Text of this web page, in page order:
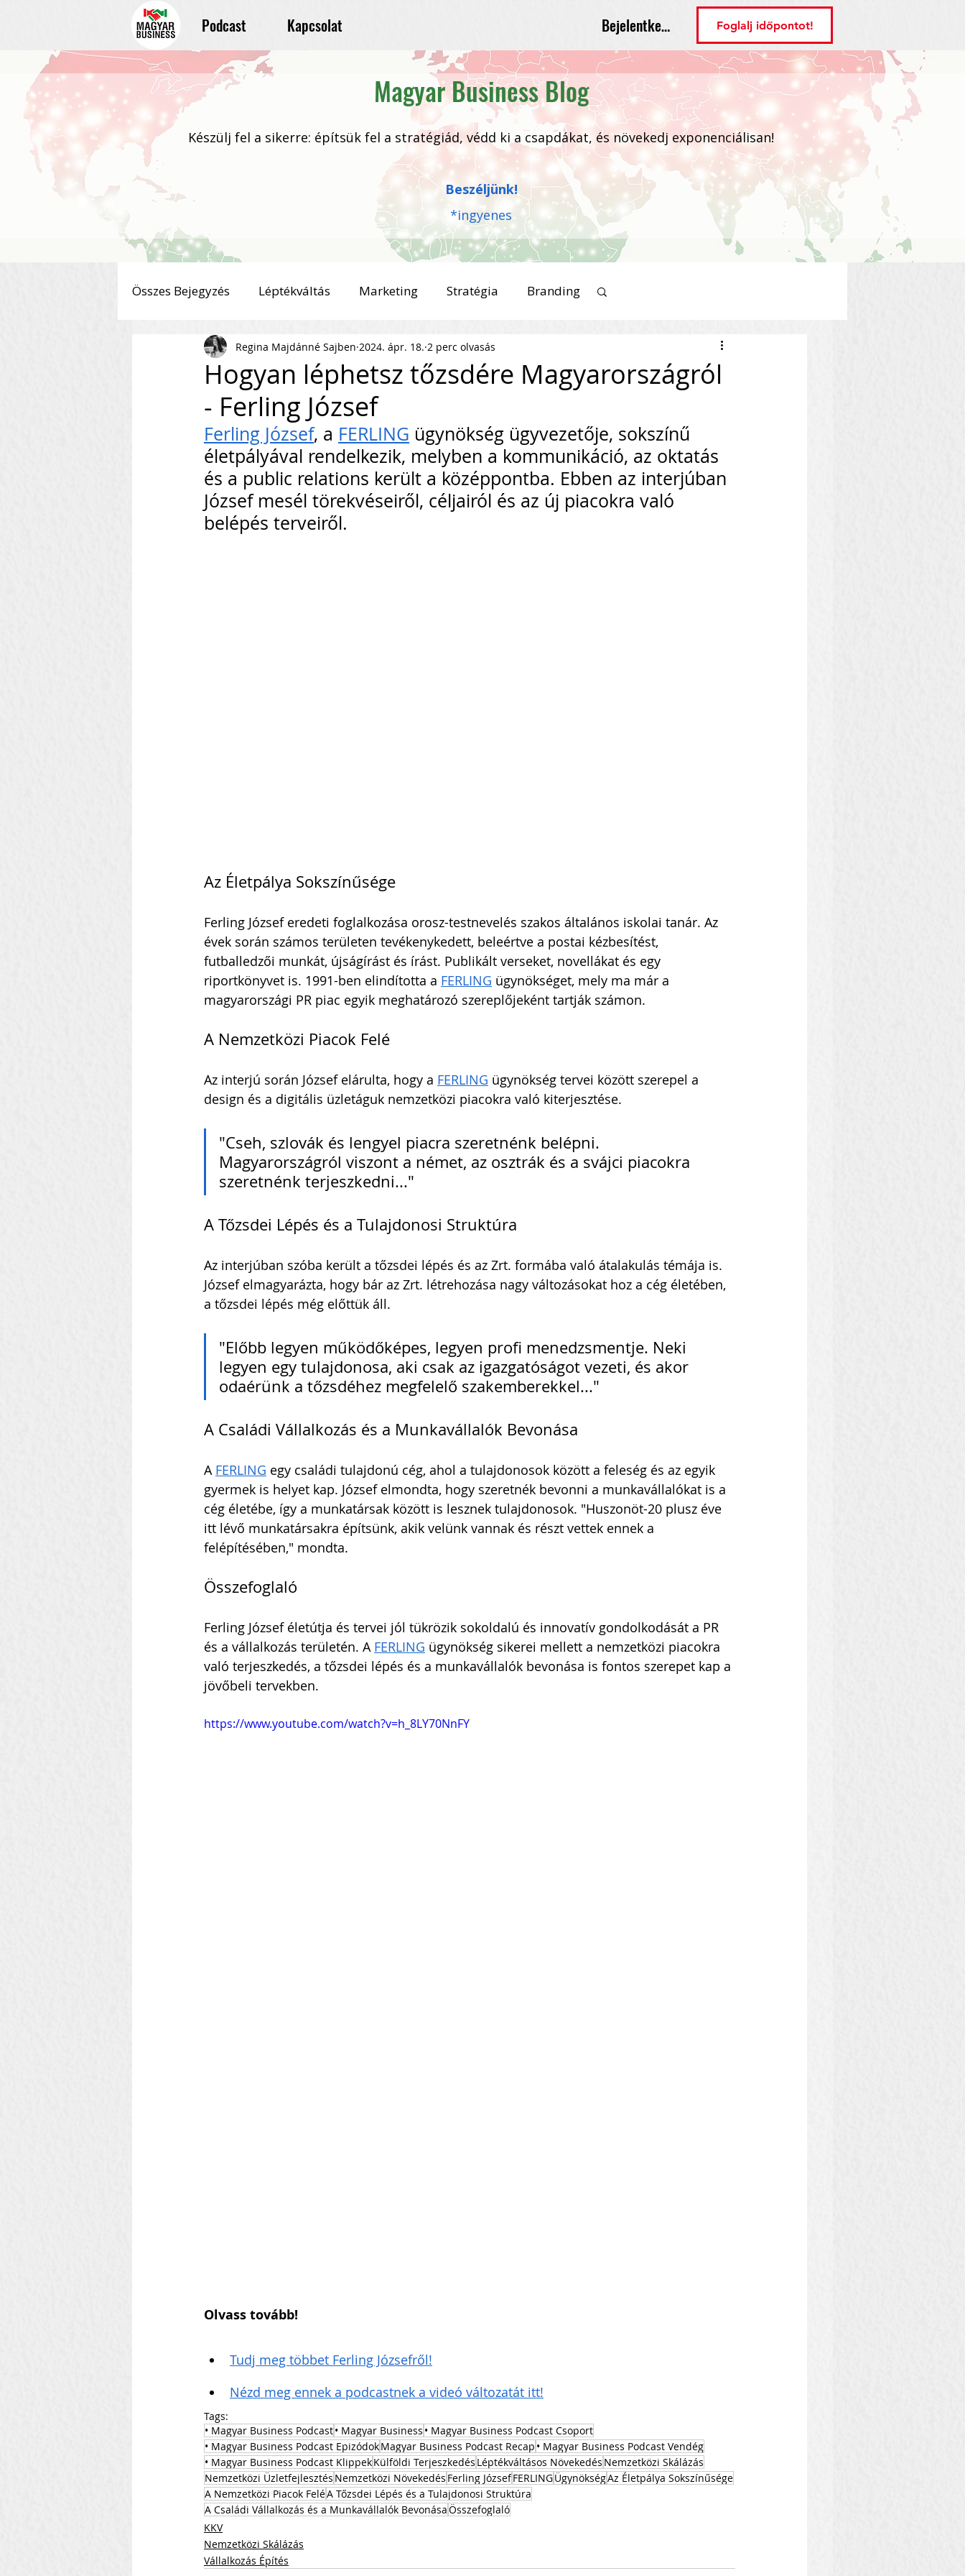
Podcast Kapcsolat Bejelentkezés Foglalj időpontot!
Magyar Business Blog
Készülj fel a sikerre: építsük fel a stratégiád, védd ki a csapdákat, és növekedj exponenciálisan!
Beszéljünk!
*ingyenes
Összes Bejegyzés Léptékváltás Marketing Stratégia Branding
KKV Magyar Business Podcast PR HR
Kommunikáció Csapatépítés
Vállalkozás Építés Nonprofit Szervezet Startup
Villámkérdések Szofverfejlesztés
Hogyan léphetsz tőzsdére Magyarországról
- Ferling József
Regina Majdánné Sajben 2024. ápr. 18. 2 perc olvasás
Ferling József, a FERLING ügynökség ügyvezetője, sokszínű
életpályával rendelkezik, melyben a kommunikáció, az oktatás
és a public relations került a középpontba. Ebben az interjúban
József mesél törekvéseiről, céljairól és az új piacokra való
belépés terveiről.
Az Életpálya Sokszínűsége
Ferling József eredeti foglalkozása orosz-testnevelés szakos általános iskolai tanár. Az
évek során számos területen tevékenykedett, beleértve a postai kézbesítést,
futballedzői munkát, újságírást és írást. Publikált verseket, novellákat és egy
riportkönyvet is. 1991-ben elindította a FERLING ügynökséget, mely ma már a
magyarországi PR piac egyik meghatározó szereplőjeként tartják számon.
A Nemzetközi Piacok Felé
Az interjú során József elárulta, hogy a FERLING ügynökség tervei között szerepel a
design és a digitális üzletáguk nemzetközi piacokra való kiterjesztése.
"Cseh, szlovák és lengyel piacra szeretnénk belépni.
Magyarországról viszont a német, az osztrák és a svájci piacokra
szeretnénk terjeszkedni..."
A Tőzsdei Lépés és a Tulajdonosi Struktúra
Az interjúban szóba került a tőzsdei lépés és az Zrt. formába való átalakulás témája is.
József elmagyarázta, hogy bár az Zrt. létrehozása nagy változásokat hoz a cég életében,
a tőzsdei lépés még előttük áll.
"Előbb legyen működőképes, legyen profi menedzsmentje. Neki
legyen egy tulajdonosa, aki csak az igazgatóságot vezeti, és akor
odaérünk a tőzsdéhez megfelelő szakemberekkel..."
A Családi Vállalkozás és a Munkavállalók Bevonása
A FERLING egy családi tulajdonú cég, ahol a tulajdonosok között a feleség és az egyik
gyermek is helyet kap. József elmondta, hogy szeretnék bevonni a munkavállalókat is a
cég életébe, így a munkatársak között is lesznek tulajdonosok. "Huszonöt-20 plusz éve
itt lévő munkatársakra építsünk, akik velünk vannak és részt vettek ennek a
felépítésében," mondta.
Összefoglaló
Ferling József életútja és tervei jól tükrözik sokoldalú és innovatív gondolkodását a PR
és a vállalkozás területén. A FERLING ügynökség sikerei mellett a nemzetközi piacokra
való terjeszkedés, a tőzsdei lépés és a munkavállalók bevonása is fontos szerepet kap a
jövőbeli tervekben.
https://www.youtube.com/watch?v=h_8LY70NnFY
Olvass tovább!
Tudj meg többet Ferling Józsefről!
Nézd meg ennek a podcastnek a videó változatát itt!
Tags:
• Magyar Business Podcast• Magyar Business • Magyar Business Podcast Csoport
• Magyar Business Podcast EpizódokMagyar Business Podcast Recap • Magyar Business Podcast Vendég
• Magyar Business Podcast KlippekKülföldi Terjeszkedés Léptékváltásos Növekedés Nemzetközi Skálázás
Nemzetközi Üzletfejlesztés Nemzetközi Növekedés Ferling JózsefFERLINGÜgynökségAz Életpálya Sokszínűsége
A Nemzetközi Piacok FeléA Tőzsdei Lépés és a Tulajdonosi Struktúra
A Családi Vállalkozás és a Munkavállalók BevonásaÖsszefoglaló
KKV
Nemzetközi Skálázás
Vállalkozás Építés